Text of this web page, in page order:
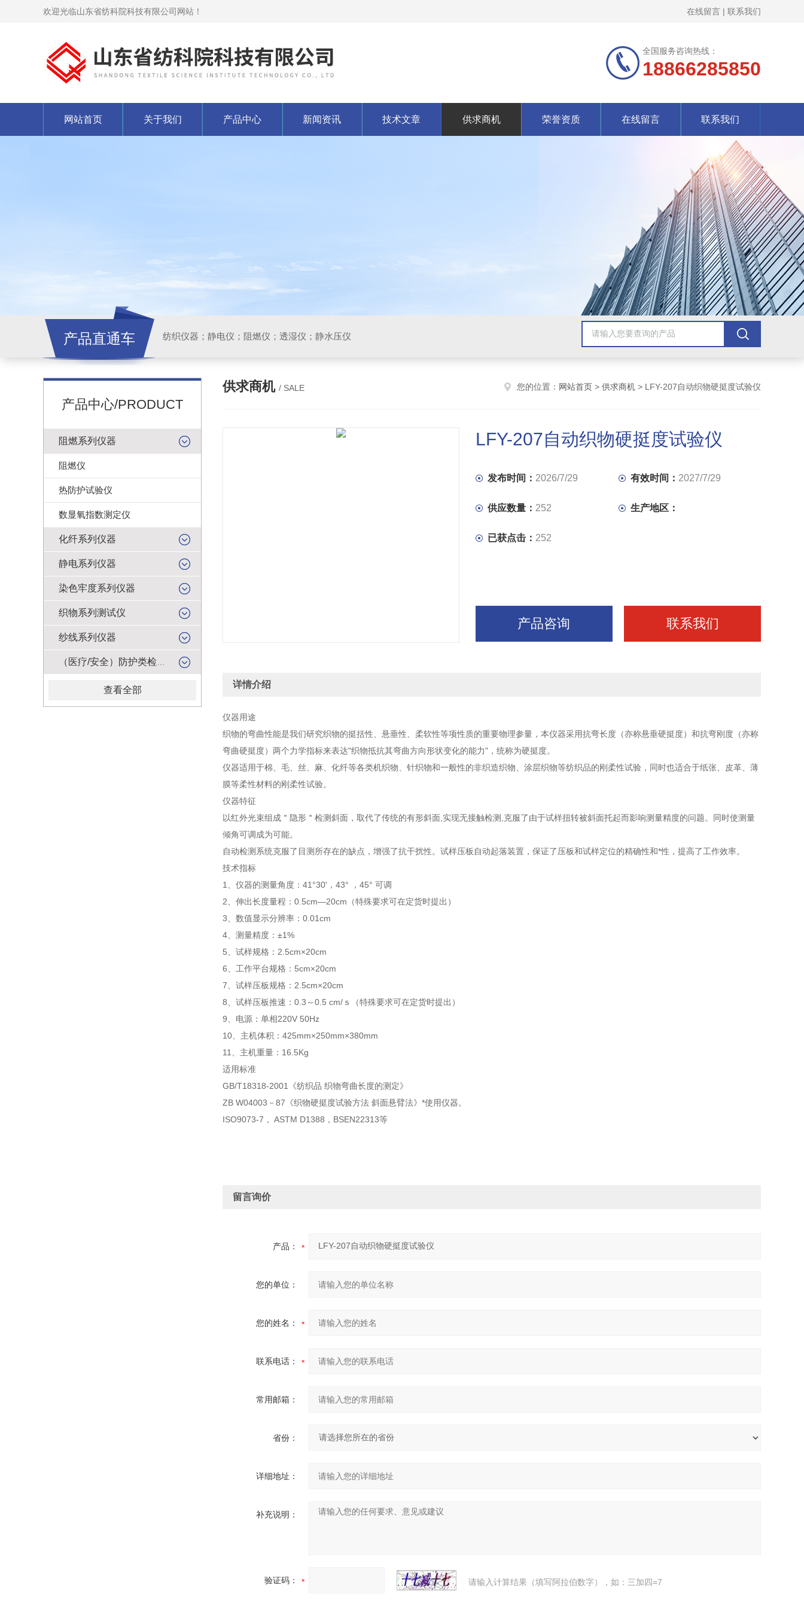
欢迎光临山东省纺科院科技有限公司网站！ 在线留言 | 联系我们
全国服务咨询热线：
18866285850
网站首页 关于我们 产品中心 新闻资讯 技术文章 供求商机 荣誉资质 在线留言 联系我们
产品直通车 纺织仪器；静电仪；阻燃仪；透湿仪；静水压仪
供求商机 / SALE 您的位置： 网站首页 > 供求商机 > LFY-207自动织物硬挺度试验仪
LFY-207自动织物硬挺度试验仪
发布时间： 2026/7/29 有效时间： 2027/7/29
供应数量： 252 生产地区：
已获点击： 252
产品咨询 联系我们
详情介绍
仪器用途
织物的弯曲性能是我们研究织物的挺括性、悬垂性、柔软性等项性质的重要物理参量，本仪器采用抗弯长度（亦称悬垂硬挺度）和抗弯刚度（亦称
弯曲硬挺度）两个力学指标来表达"织物抵抗其弯曲方向形状变化的能力"，统称为硬挺度。
仪器适用于棉、毛、丝、麻、化纤等各类机织物、针织物和一般性的非织造织物、涂层织物等纺织品的刚柔性试验，同时也适合于纸张、皮革、薄
膜等柔性材料的刚柔性试验。
仪器特征
以红外光束组成＂隐形＂检测斜面，取代了传统的有形斜面,实现无接触检测,克服了由于试样扭转被斜面托起而影响测量精度的问题。同时使测量
倾角可调成为可能。
自动检测系统克服了目测所存在的缺点，增强了抗干扰性。试样压板自动起落装置，保证了压板和试样定位的精确性和*性，提高了工作效率。
技术指标
1、仪器的测量角度：41°30'，43° ，45° 可调
2、伸出长度量程：0.5cm—20cm（特殊要求可在定货时提出）
3、数值显示分辨率：0.01cm
4、测量精度：±1%
5、试样规格：2.5cm×20cm
6、工作平台规格：5cm×20cm
7、试样压板规格：2.5cm×20cm
8、试样压板推速：0.3～0.5 cm/ｓ（特殊要求可在定货时提出）
9、电源：单相220V 50Hz
10、主机体积：425mm×250mm×380mm
11、主机重量：16.5Kg
适用标准
GB/T18318-2001《纺织品 织物弯曲长度的测定》
ZB W04003－87《织物硬挺度试验方法 斜面悬臂法》*使用仪器。
ISO9073-7， ASTM D1388，BSEN22313等
留言询价
产品：
您的单位：
您的姓名：
联系电话：
常用邮箱：
省份：
详细地址：
补充说明：
验证码： 请输入计算结果（填写阿拉伯数字），如：三加四=7
产品中心/PRODUCT
阻燃系列仪器
阻燃仪
热防护试验仪
数显氧指数测定仪
化纤系列仪器
静电系列仪器
染色牢度系列仪器
织物系列测试仪
纱线系列仪器
查看全部